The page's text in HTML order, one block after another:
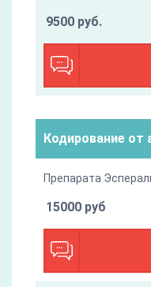
9500 руб.
Кодирование от
Препарата
15000 руб